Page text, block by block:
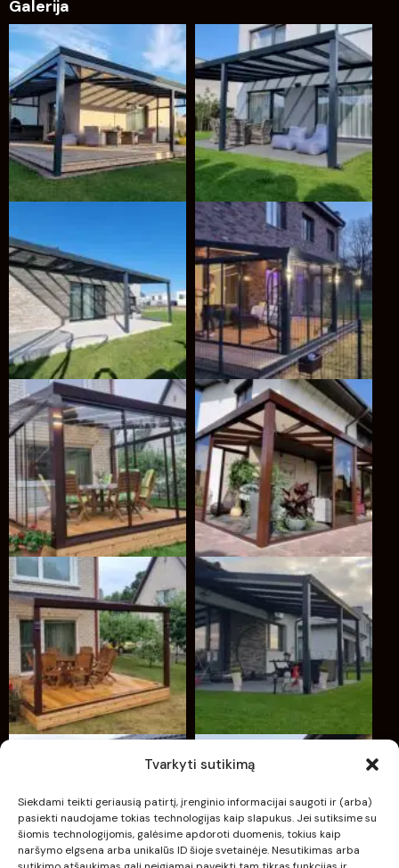
Tvarkyti sutikimą
Siekdami teikti geriausią patirtį, įrenginio informacijai saugoti ir (arba)
pasiekti naudojame tokias technologijas kaip slapukus. Jei sutiksime su
šiomis technologijomis, galėsime apdoroti duomenis, tokius kaip
naršymo elgsena arba unikalūs ID šioje svetainėje. Nesutikimas arba
Galerija